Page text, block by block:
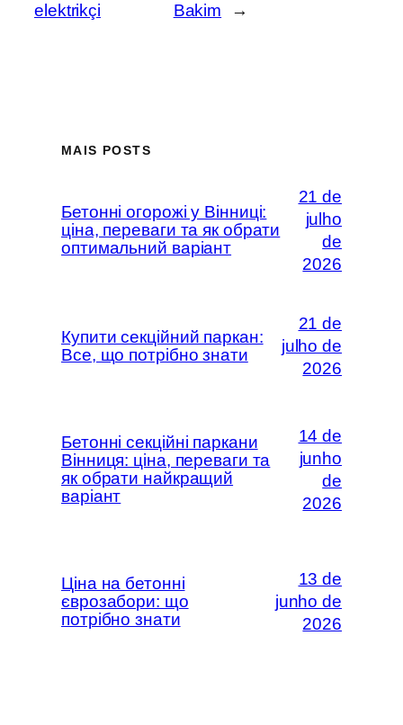
elektrikçi
Bakim
→
MAIS POSTS
Бетонні огорожі у Вінниці:
ціна, переваги та як обрати
оптимальний варіант
21 de
julho
de
2026
Купити секційний паркан:
Все, що потрібно знати
21 de
julho de
2026
Бетонні секційні паркани
Вінниця: ціна, переваги та
як обрати найкращий
варіант
14 de
junho
de
2026
Ціна на бетонні
єврозабори: що
потрібно знати
13 de
junho de
2026